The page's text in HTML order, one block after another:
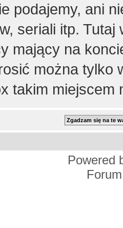
podajemy, ani
seriali itp. Tutaj
mający na
można tylko
takim miejscem
Powered